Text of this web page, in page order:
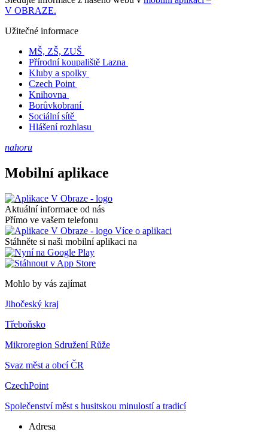
V OBRAZE.
Užitečné informace
MŠ, ZŠ, ZUŠ
Přírodní koupaliště Lazna
Kluby a spolky
Czech Point
Knihovna
Borůvkobraní
Sociální sítě
Hlášení rozhlasu
nahoru
Mobilní aplikace
Aktuální informace od nás
Přímo ve vašem telefonu
Více o aplikaci
Stáhněte si naši mobilní aplikaci na
Mohlo by vás zajímat
Jihočeský kraj
Třeboňsko
Mikroregion Sdružení Růže
Svaz měst a obcí ČR
CzechPoint
Společenství měst s husitskou minulostí a tradicí
Adresa